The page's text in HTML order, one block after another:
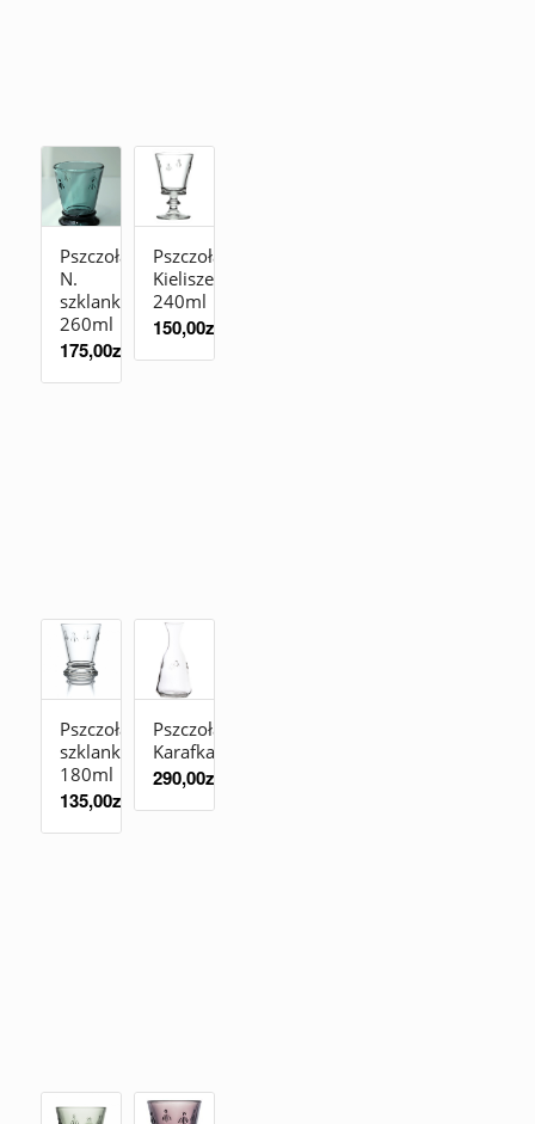
Pszczoła
N.
szklanka
260ml
175,00zł
Pszczoła
Kieliszek
240ml
150,00zł
Pszczoła
szklanka
180ml
135,00zł
Pszczoła
Karafka
290,00zł